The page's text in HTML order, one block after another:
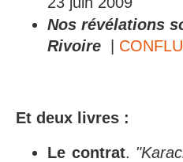
Nos révélations
Rivoire
Et deux livres :
Le contrat.